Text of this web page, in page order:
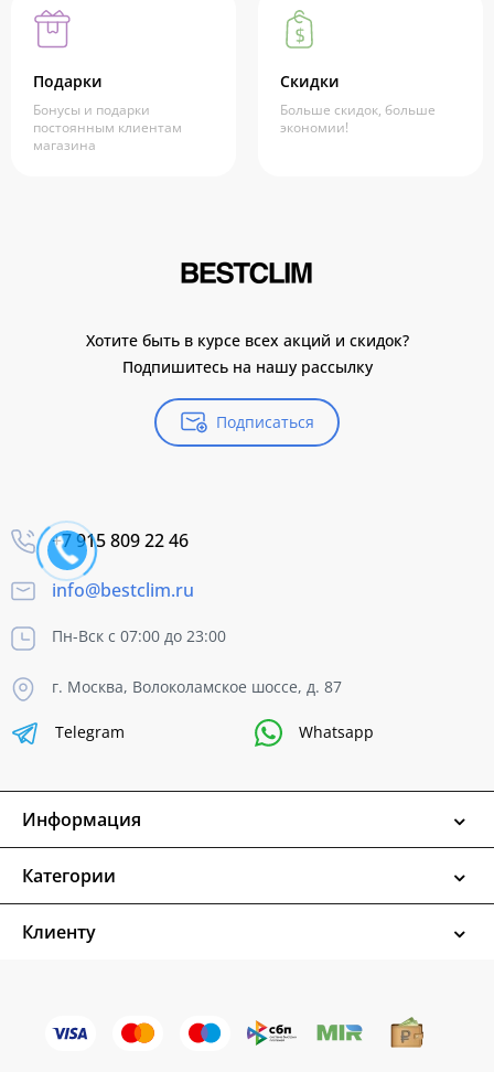
Подарки
Бонусы и подарки
постоянным клиентам
магазина
Скидки
Больше скидок, больше
экономии!
Хотите быть в курсе всех акций и скидок?
Подпишитесь на нашу рассылку
Подписаться
+7 915 809 22 46
info@bestclim.ru
Пн-Вск с 07:00 до 23:00
г. Москва, Волоколамское шоссе, д. 87
Telegram Whatsapp
Информация
Категории
Клиенту